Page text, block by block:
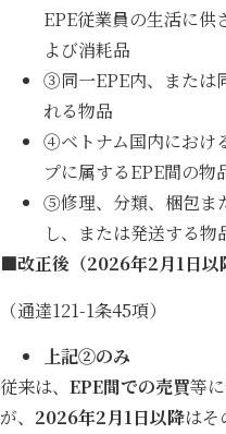
EPE従業員の生活に供
よび消耗品
③同一EPE内、または
れる物品
④ベトナム国内におけ
プに属するEPE間の物
⑤修理、分類、梱包ま
し、または発送する物
■改正後（2026年2月1日以
（通達121-1条45項）
上記②のみ
従来は、 EPE間での売買等
が、 2026年2月1日以降は